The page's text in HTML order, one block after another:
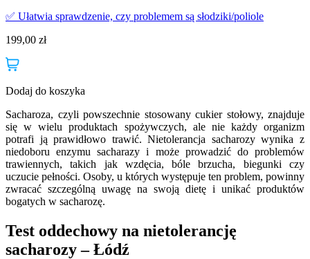
✅ Ułatwia sprawdzenie, czy problemem są słodziki/poliole
199,00 zł
Dodaj do koszyka
Sacharoza, czyli powszechnie stosowany cukier stołowy, znajduje
się w wielu produktach spożywczych, ale nie każdy organizm
potrafi ją prawidłowo trawić. Nietolerancja sacharozy wynika z
niedoboru enzymu sacharazy i może prowadzić do problemów
trawiennych, takich jak wzdęcia, bóle brzucha, biegunki czy
uczucie pełności. Osoby, u których występuje ten problem, powinny
zwracać szczególną uwagę na swoją dietę i unikać produktów
bogatych w sacharozę.
Test oddechowy na nietolerancję
sacharozy – Łódź